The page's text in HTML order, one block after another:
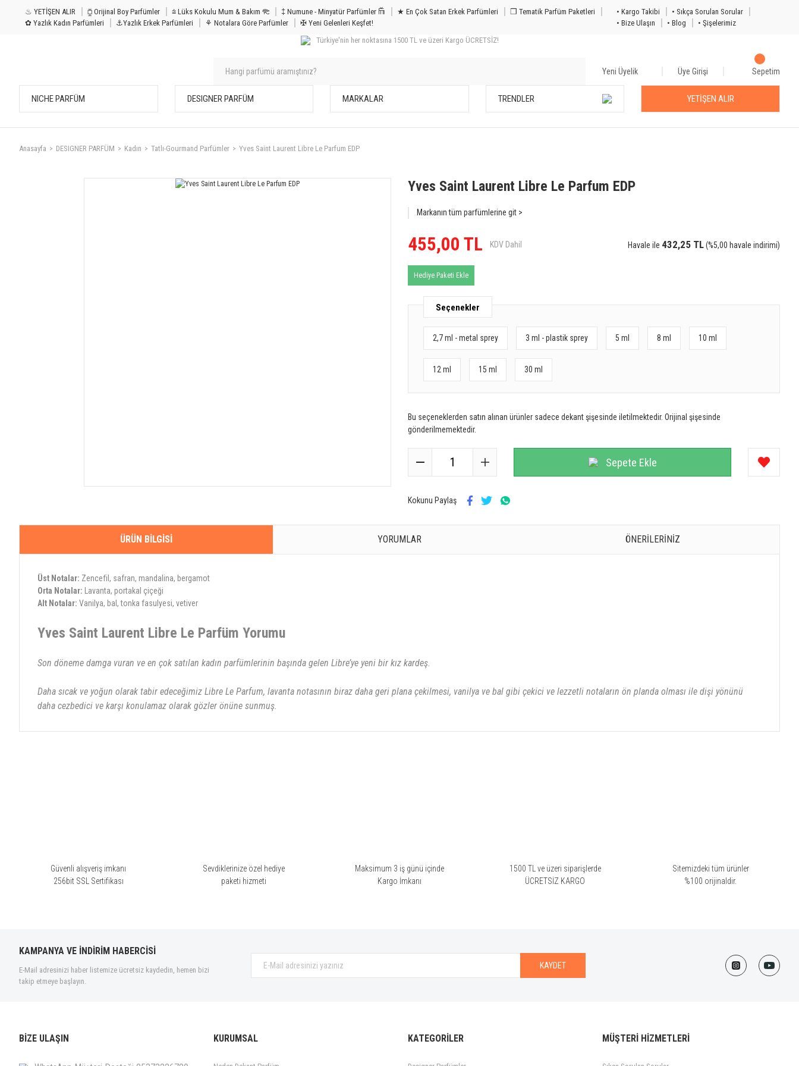
♨ YETİŞEN ALIR ⧮ Orijinal Boy Parfümler ⩭ Lüks Kokulu Mum & Bakım 𐦝 ‡ Numune - Minyatür Parfümler 𐙏 ★ En Çok Satan Erkek Parfümleri
❒ Tematik Parfüm Paketleri
✿ Yazlık Kadın Parfümleri
⚓Yazlık Erkek Parfümleri ⚘ Notalara Göre Parfümler ✠ Yeni Gelenleri Keşfet!
• Kargo Takibi
• Sıkça Sorulan Sorular
• Bize Ulaşın
• Blog
• Şişelerimiz
Türkiye'nin her noktasına 1500 TL ve üzeri Kargo ÜCRETSİZ!
Yeni Üyelik Üye Girişi Sepetim
NICHE PARFÜM DESIGNER PARFÜM MARKALAR TRENDLER YETİŞEN ALIR
Anasayfa DESIGNER PARFÜM Kadın Tatlı-Gourmand Parfümler Yves Saint Laurent Libre Le Parfum EDP
Yves Saint Laurent Libre Le Parfum EDP
Markanın tüm parfümlerine git >
455,00 TL KDV Dahil Havale ile 432,25 TL(%5,00 havale indirimi)
Hediye Paketi Ekle
Seçenekler
2,7 ml - metal sprey 3 ml - plastik sprey 5 ml 8 ml 10 ml
12 ml 15 ml 30 ml
Bu seçeneklerden satın alınan ürünler sadece dekant şişesinde iletilmektedir. Orijinal şişesinde
gönderilmemektedir.
Sepete Ekle
Kokunu Paylaş
ÜRÜN BILGISI YORUMLAR ÖNERILERINIZ
Üst Notalar: Zencefil, safran, mandalina, bergamot
Orta Notalar:
Lavanta, portakal çiçeği
Alt Notalar: Vanilya, bal, tonka fasulyesi, vetiver
Yves Saint Laurent Libre Le Parfüm Yorumu
Son döneme damga vuran ve en çok satılan kadın parfümlerinin başında gelen Libre’ye yeni bir kız kardeş.
Daha sıcak ve yoğun olarak tabir edeceğimiz Libre Le Parfum, lavanta notasının biraz daha geri plana çekilmesi, vanilya ve bal gibi çekici ve lezzetli notaların ön planda olması ile dişi yönünü
daha cezbedici ve karşı konulamaz olarak gözler önüne sunmuş.
Daha kadınsı bir libre gibi
Libre le parfüm
Yayılımı çok iyi olan bir kış kokusu teninizle anlaşırsa kalıcı bir koku
Güvenli alışveriş imkanı
256bit SSL Sertifikası
Sevdiklerinize özel hediye
paketi hizmeti
Maksimum 3 iş günü içinde
Kargo İmkanı
1500 TL ve üzeri siparişlerde
ÜCRETSİZ KARGO
Sitemizdeki tüm ürünler
%100 orijinaldir.
KAMPANYA VE İNDİRİM HABERCİSİ
E-Mail adresinizi haber listemize ücretsiz kaydedin, hemen bizi
takip etmeye başlayın.
KAYDET
BİZE ULAŞIN KURUMSAL KATEGORİLER MÜŞTERİ HİZMETLERİ